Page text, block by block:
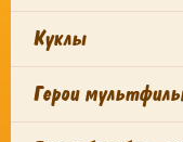
Куклы
Герои